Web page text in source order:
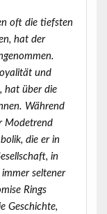
oft die tiefsten
hat der
und
hat über die
Während
Modetrend
die er in
in
seltener
Rings
Geschichte,